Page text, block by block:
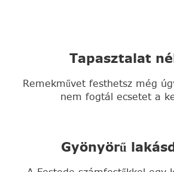
Tapasztalat
Remekművet festhetsz még
nem fogtál ecsetet a
Gyönyörű